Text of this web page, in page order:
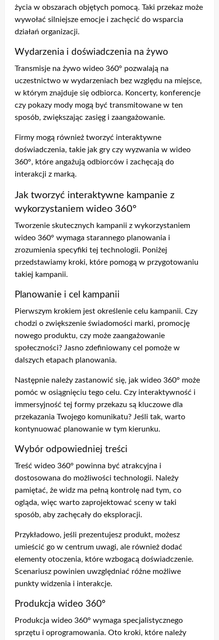
życia w obszarach objętych pomocą. Taki przekaz może
wywołać silniejsze emocje i zachęcić do wsparcia
działań organizacji.
Wydarzenia i doświadczenia na żywo
Transmisje na żywo wideo 360° pozwalają na
uczestnictwo w wydarzeniach bez względu na miejsce,
w którym znajduje się odbiorca. Koncerty, konferencje
czy pokazy mody mogą być transmitowane w ten
sposób, zwiększając zasięg i zaangażowanie.
Firmy mogą również tworzyć interaktywne
doświadczenia, takie jak gry czy wyzwania w wideo
360°, które angażują odbiorców i zachęcają do
interakcji z marką.
Jak tworzyć interaktywne kampanie z
wykorzystaniem wideo 360°
Tworzenie skutecznych kampanii z wykorzystaniem
wideo 360° wymaga starannego planowania i
zrozumienia specyfiki tej technologii. Poniżej
przedstawiamy kroki, które pomogą w przygotowaniu
takiej kampanii.
Planowanie i cel kampanii
Pierwszym krokiem jest określenie celu kampanii. Czy
chodzi o zwiększenie świadomości marki, promocję
nowego produktu, czy może zaangażowanie
społeczności? Jasno zdefiniowany cel pomoże w
dalszych etapach planowania.
Następnie należy zastanowić się, jak wideo 360° może
pomóc w osiągnięciu tego celu. Czy interaktywność i
immersyjność tej formy przekazu są kluczowe dla
przekazania Twojego komunikatu? Jeśli tak, warto
kontynuować planowanie w tym kierunku.
Wybór odpowiedniej treści
Treść wideo 360° powinna być atrakcyjna i
dostosowana do możliwości technologii. Należy
pamiętać, że widz ma pełną kontrolę nad tym, co
ogląda, więc warto zaprojektować sceny w taki
sposób, aby zachęcały do eksploracji.
Przykładowo, jeśli prezentujesz produkt, możesz
umieścić go w centrum uwagi, ale również dodać
elementy otoczenia, które wzbogacą doświadczenie.
Scenariusz powinien uwzględniać różne możliwe
punkty widzenia i interakcje.
Produkcja wideo 360°
Produkcja wideo 360° wymaga specjalistycznego
sprzętu i oprogramowania. Oto kroki, które należy